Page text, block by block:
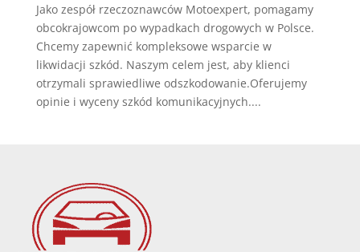
Jako zespół rzeczoznawców Motoexpert, pomagamy
obcokrajowcom po wypadkach drogowych w Polsce.
Chcemy zapewnić kompleksowe wsparcie w
likwidacji szkód. Naszym celem jest, aby klienci
otrzymali sprawiedliwe odszkodowanie.Oferujemy
opinie i wyceny szkód komunikacyjnych....